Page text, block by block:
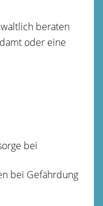
beraten
oder eine
bei
bei Gefährdung